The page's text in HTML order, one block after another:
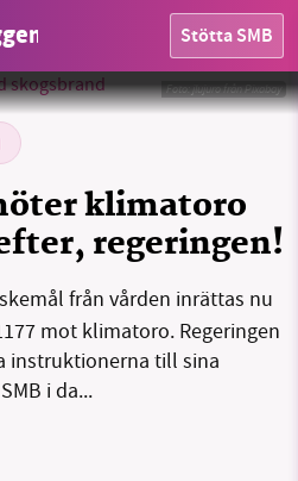
Stötta SMB
Tipsa oss
klimatoro
regeringen!
från vården inrättas nu
mot klimatoro. Regeringen
instruktionerna till sina
i da...
Foto:jlujuro från Pixabay